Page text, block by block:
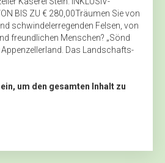
BIS ZU € 280,00Träumen Sie von
schwindelerregenden Felsen, von
freundlichen Menschen? „Sönd
Das Landschafts-
um den gesamten Inhalt zu